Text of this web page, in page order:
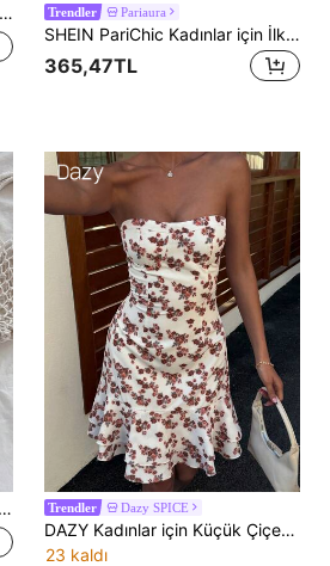
Trendler Pariaura
SHEIN PariChic Kadınlar için İlkbahar/Yaz Sezonu İçin Uygun, Askılı, Renk Bloklu, Sırtı Açık, Belden Sıkılaştırılmış, Seksi, Zarif, Günlük, Lüks Vücuda Oturan Mini Elbise
365,47TL
Trendler Dazy SPICE
DAZY Kadınlar için Küçük Çiçekli Askısız Mini Elbise, Tatil Stili, İlkbahar/Yaz Boho Güneş Elbiseleri
23 kaldı